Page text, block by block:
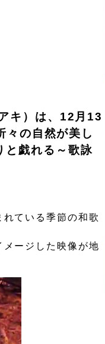
キ）は、12月13
々の自然が美し
と戯れる～歌詠
ている季節の和歌
ージした映像が地